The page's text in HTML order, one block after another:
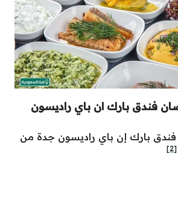
فندق بارك ان باي راديسون
بارك إن باي راديسون جدة من
[2]